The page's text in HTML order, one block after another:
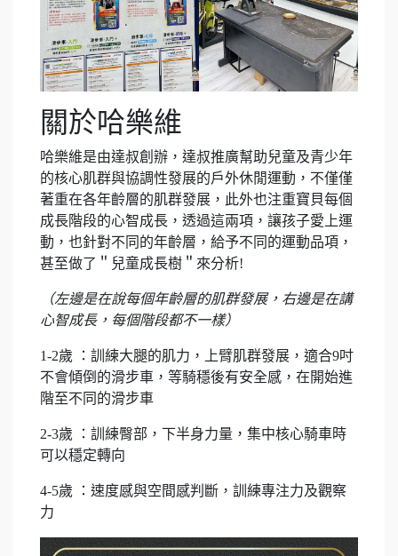
關於哈樂維
哈樂維是由達叔創辦，達叔推廣幫助兒童及青少年
的核心肌群與協調性發展的戶外休閒運動，不僅僅
著重在各年齡層的肌群發展，此外也注重寶貝每個
成長階段的心智成長，透過這兩項，讓孩子愛上運
動，也針對不同的年齡層，給予不同的運動品項，
甚至做了＂兒童成長樹＂來分析!
（左邊是在說每個年齡層的肌群發展，右邊是在講
心智成長，每個階段都不一樣）
1-2歲 ：訓練大腿的肌力，上臂肌群發展，適合9吋
不會傾倒的滑步車，等騎穩後有安全感，在開始進
階至不同的滑步車
2-3歲 ：訓練臀部，下半身力量，集中核心騎車時
可以穩定轉向
4-5歲 ：速度感與空間感判斷，訓練專注力及觀察
力